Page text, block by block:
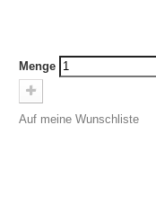
Menge
Auf meine Wunschliste